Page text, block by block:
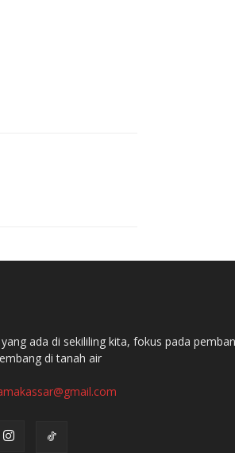
ada di sekililing kita, fokus pada
di tanah air